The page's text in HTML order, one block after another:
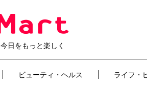
今日をもっと楽しく
ビューティ・ヘルス ライフ・